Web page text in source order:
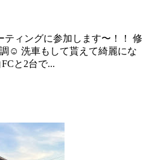
ティングに参加します〜！！ 修
☺️ 洗車もして貰えて綺麗にな
と2台で...